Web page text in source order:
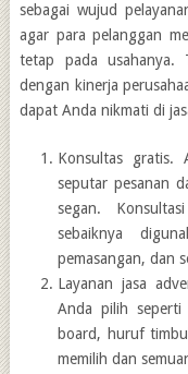
sebagai wujud
agar para pelanggan
tetap pada usahanya.
dengan kinerja
dapat Anda nikmati di
Konsultas gratis.
seputar pesanan
segan.
sebaiknya
pemasangan, dan
Layanan jasa
Anda pilih
board, huruf
memilih dan